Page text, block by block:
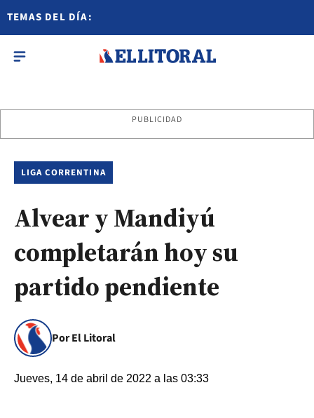
TEMAS DEL DÍA:
PUBLICIDAD
LIGA CORRENTINA
Alvear y Mandiyú
completarán hoy su
partido pendiente
Por El Litoral
Jueves, 14 de abril de 2022 a las 03:33